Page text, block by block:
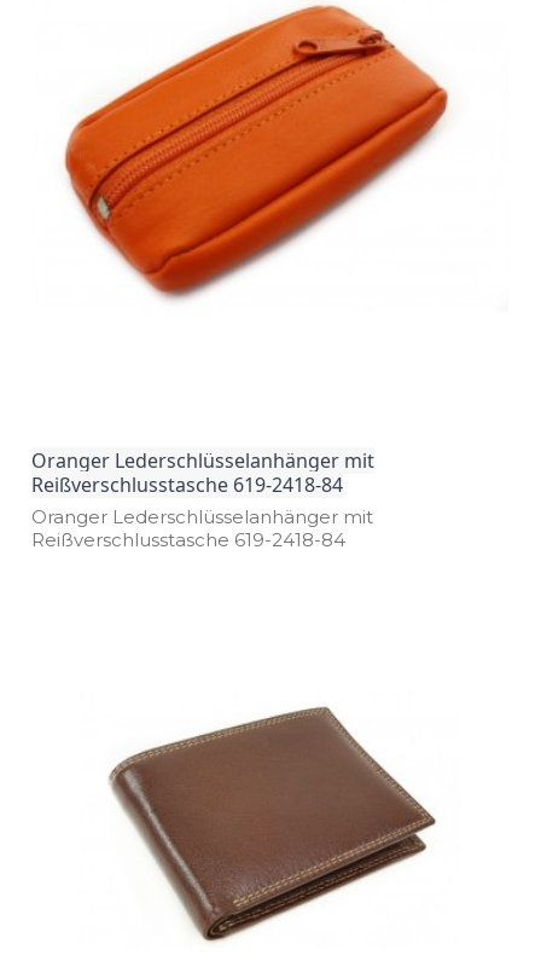
Oranger Lederschlüsselanhänger mit
Reißverschlusstasche 619-2418-84
Oranger Lederschlüsselanhänger mit
Reißverschlusstasche 619­-2418­-84